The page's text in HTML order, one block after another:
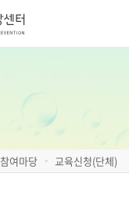
참여마당 > 교육신청(단체)